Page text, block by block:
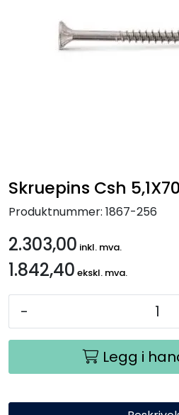
Skruepins Csh
Produktnummer: 1867-256
2.303,00 inkl. mva.
1.842,40 ekskl. mva.
-
Legg i
Våre leverandører